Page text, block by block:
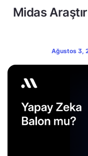
Midas
Ağustos 3,